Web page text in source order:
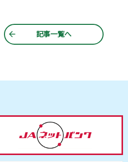
記事一覧へ